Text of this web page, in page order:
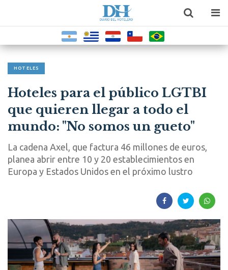
HOTELES
Hoteles para el público LGTBI
que quieren llegar a todo el
mundo: "No somos un gueto"
La cadena Axel, que factura 46 millones de euros,
planea abrir entre 10 y 20 establecimientos en
Europa y Estados Unidos en el próximo lustro